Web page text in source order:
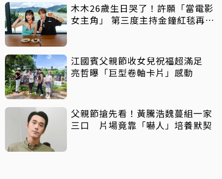
木木26歲生日哭了！許願「當電影
女主角」 第三度主持金鐘紅毯再喊
江國賓父親節收女兒祝福超滿足
亮哲曝「巨型卷軸卡片」感動
父親節搶先看！黃騰浩魏蔓組一家
三口 片場竟靠「嚇人」培養默契